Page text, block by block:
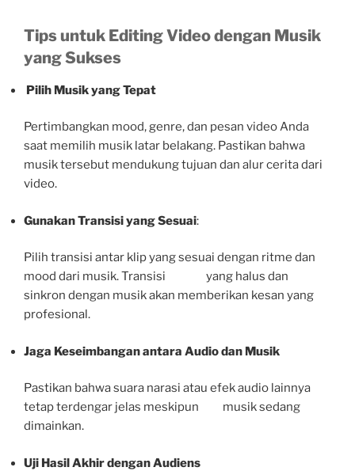
Tips untuk Editing Video dengan Musik
yang Sukses
Pilih Musik yang Tepat
Pertimbangkan mood, genre, dan pesan video Anda
saat memilih musik latar belakang. Pastikan bahwa
musik tersebut mendukung tujuan dan alur cerita dari
video.
Gunakan Transisi yang Sesuai:
Pilih transisi antar klip yang sesuai dengan ritme dan
mood dari musik. Transisi yang halus dan
sinkron dengan musik akan memberikan kesan yang
profesional.
Jaga Keseimbangan antara Audio dan Musik
Pastikan bahwa suara narasi atau efek audio lainnya
tetap terdengar jelas meskipun musik sedang
dimainkan.
Uji Hasil Akhir dengan Audiens